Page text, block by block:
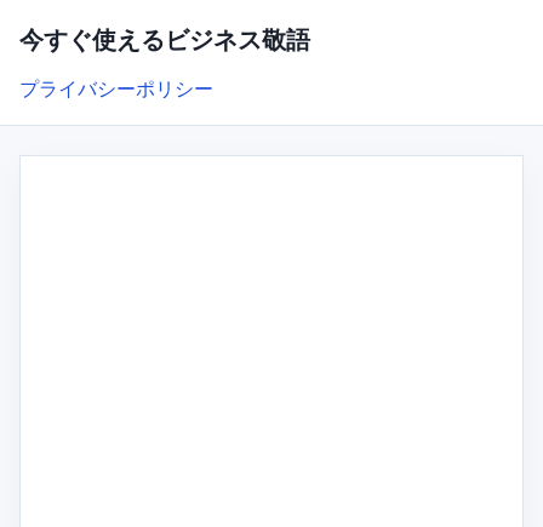
今すぐ使えるビジネス敬語
プライバシーポリシー